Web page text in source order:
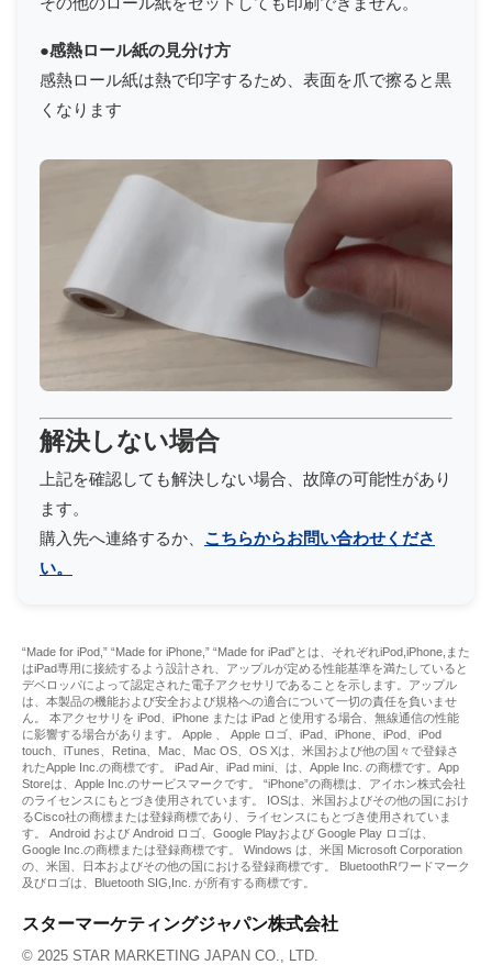
●感熱ロール紙の見分け方
感熱ロール紙は熱で印字するため、表面を爪で擦ると黒
くなります
解決しない場合
上記を確認しても解決しない場合、故障の可能性があり
ます。
購入先へ連絡するか、 こちらからお問い合わせくださ
い。
“Made for iPod,” “Made for iPhone,” “Made for iPad”とは、それぞれiPod,iPhone,また
はiPad専用に接続するよう設計され、アップルが定める性能基準を満たしていると
デベロッパによって認定された電子アクセサリであることを示します。アップル
は、本製品の機能および安全および規格への適合について一切の責任を負いませ
ん。 本アクセサリを iPod、iPhone または iPad と使用する場合、無線通信の性能
に影響する場合があります。 Apple 、 Apple ロゴ、iPad、iPhone、iPod、iPod
touch、iTunes、Retina、Mac、Mac OS、OS Xは、米国および他の国々で登録さ
れたApple Inc.の商標です。 iPad Air、iPad mini、は、Apple Inc. の商標です。App
Storeは、Apple Inc.のサービスマークです。 “iPhone”の商標は、アイホン株式会社
のライセンスにもとづき使用されています。 IOSは、米国およびその他の国におけ
るCisco社の商標または登録商標であり、ライセンスにもとづき使用されていま
す。 Android および Android ロゴ、Google Playおよび Google Play ロゴは、
Google Inc.の商標または登録商標です。 Windows は、米国 Microsoft Corporation
の、米国、日本およびその他の国における登録商標です。 BluetoothRワードマーク
及びロゴは、Bluetooth SIG,Inc. が所有する商標です。
スターマーケティングジャパン株式会社
© 2025 STAR MARKETING JAPAN CO., LTD.